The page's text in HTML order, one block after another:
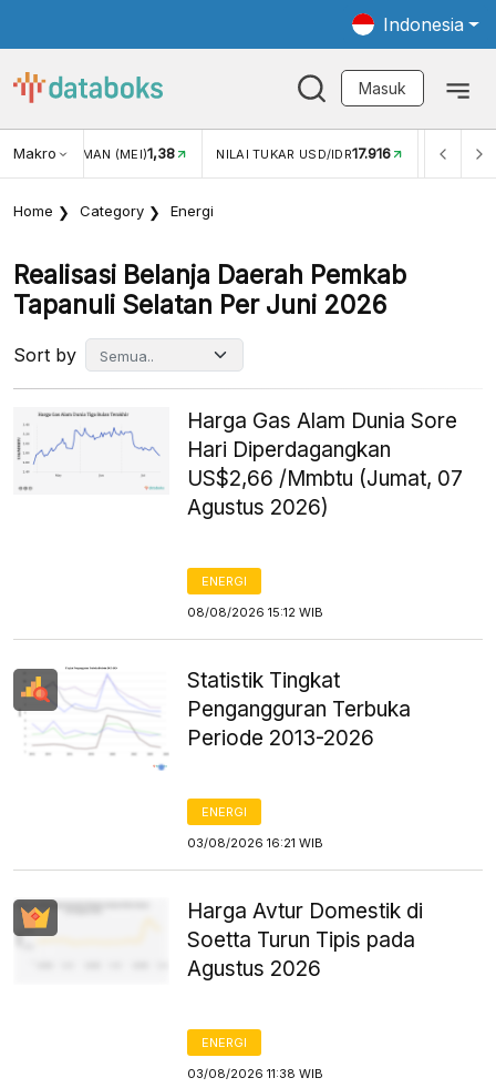
Indonesia
Masuk
MakroWISMAN (MEI)1,38 NILAI TUKAR USD/IDR17.916 INFLASI
Home Category Energi
Realisasi Belanja Daerah Pemkab
Tapanuli Selatan Per Juni 2026
Sort by
Harga Gas Alam Dunia Sore
Hari Diperdagangkan
US$2,66 /Mmbtu (Jumat, 07
Agustus 2026)
ENERGI
08/08/2026 15:12 WIB
Statistik Tingkat
Pengangguran Terbuka
Periode 2013-2026
ENERGI
03/08/2026 16:21 WIB
Harga Avtur Domestik di
Soetta Turun Tipis pada
Agustus 2026
ENERGI
03/08/2026 11:38 WIB